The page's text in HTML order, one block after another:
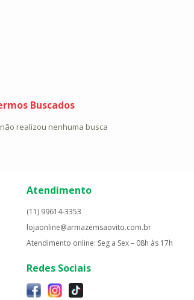
Buscados
realizou nenhuma busca
Atendimento
(11) 99614-3353
lojaonline@armazemsaovito.com.br
Atendimento online: Seg a Sex – 08h às 17h
Redes Sociais